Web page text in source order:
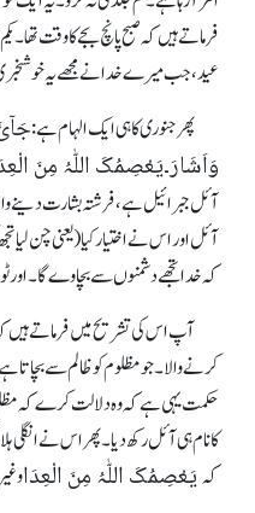
عید،جب میرے خدا نے مجھے یہ
پھر جنوری کا ہی ایک الہام ہے :
وَاَشَارَ۔یَعْصِمُکَ اللّٰہُ مِنَ
آئل جبرائیل ہے، فرشتہ بشارت دینے
آئل اور اس نے ا ختیار کیا (یعنی چن لیا
کہ خدا تجھے دشمنوں سے بچاوے گا۔
آپ ا س کی تشریح میں فرماتے
کرنے والا۔جومظلوم کو ظالم سے
حکمت یہی ہے کہ وہ دلالت کرے کہ
کانام ہی آئل رکھ دیا۔ پھر اس نے
کہیَعْصِمُکَ اللّٰہُ مِنَ الْعِدَا